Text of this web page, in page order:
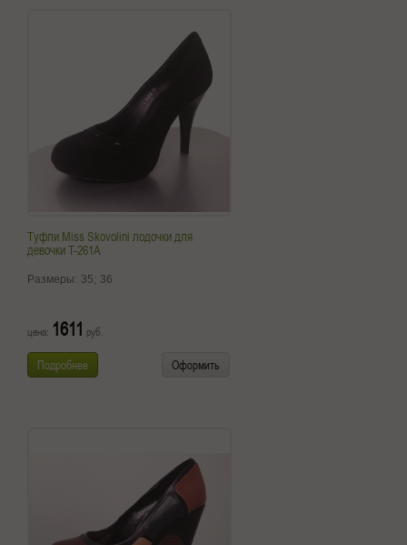
Туфли Miss Skovolini лодочки для
девочки T-261A
Размеры: 35; 36
цена: 1611 руб.
Подробнее Оформить